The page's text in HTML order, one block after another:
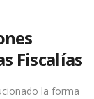
Fiscalías
la forma